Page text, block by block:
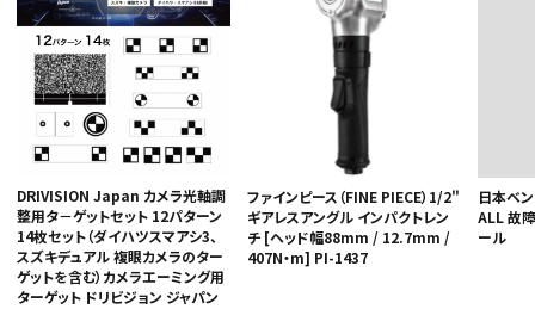
ガレージ機器
補助金で購入
DRIVISION Japan カメラ光軸調
整用タ－ゲットセット 12パターン
14枚セット（ダイハツスマアシ3、
スズキデュアル 複眼カメラのター
ゲットを含む）カメラエーミング用
ターゲット ドリビジョン ジャパン
ファインピース（FINE PIECE）1/2"
ギアレスアングル インパクトレン
チ [ヘッド幅88mm / 12.7mm /
407N・m] PI-1437
日本ベ
ALL 故
ール